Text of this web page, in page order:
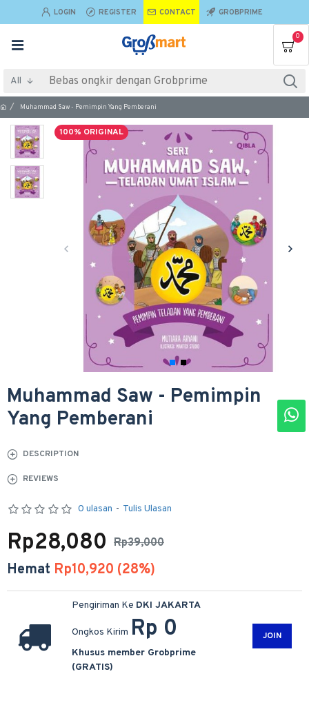
LOGIN REGISTER CONTACT GROBPRIME
0
All
Muhammad Saw - Pemimpin Yang Pemberani
100% ORIGINAL
Muhammad Saw - Pemimpin
Yang Pemberani
DESCRIPTION
REVIEWS
0 ulasan - Tulis Ulasan
Rp39,000
Rp28,080
Hemat Rp10,920 (28%)
Pengiriman Ke DKI JAKARTA
Ongkos Kirim Rp 0
Khusus member Grobprime
(GRATIS)
JOIN